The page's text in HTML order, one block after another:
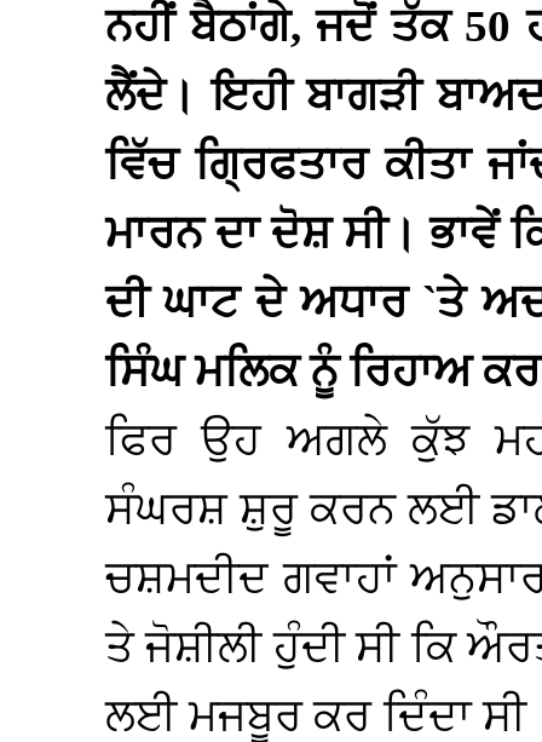
ਨਹੀਂ ਬੈਠਾਂਗੇ, ਜਦੋਂ ਤੱਕ 50
ਲੈਂਦੇ। ਇਹੀ ਬਾਗੜੀ
ਵਿੱਚ ਗ੍ਰਿਫਤਾਰ ਕੀਤਾ
ਮਾਰਨ ਦਾ ਦੋਸ਼ ਸੀ। ਭਾਵੇਂ
ਦੀ ਘਾਟ ਦੇ ਅਧਾਰ `ਤੇ
ਸਿੰਘ ਮਲਿਕ ਨੂੰ ਰਿਹਾਅ ਕਰ
ਫਿਰ ਉਹ ਅਗਲੇ ਕੁੱਝ
ਸੰਘਰਸ਼ ਸ਼ੁਰੂ ਕਰਨ ਲਈ
ਚਸ਼ਮਦੀਦ ਗਵਾਹਾਂ
ਤੇ ਜੋਸ਼ੀਲੀ ਹੁੰਦੀ ਸੀ ਕਿ
ਲਈ ਮਜਬੂਰ ਕਰ ਦਿੰਦਾ